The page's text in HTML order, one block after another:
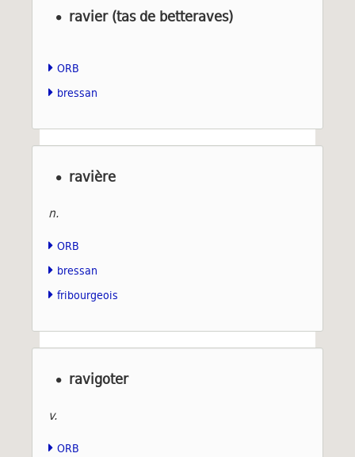
ravier (tas de betteraves)
ORB
bressan
ravière
n.
ORB
bressan
fribourgeois
ravigoter
v.
ORB